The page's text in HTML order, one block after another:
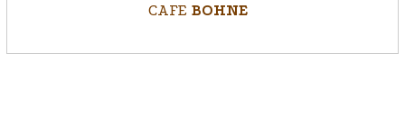
CAFE BOHNE